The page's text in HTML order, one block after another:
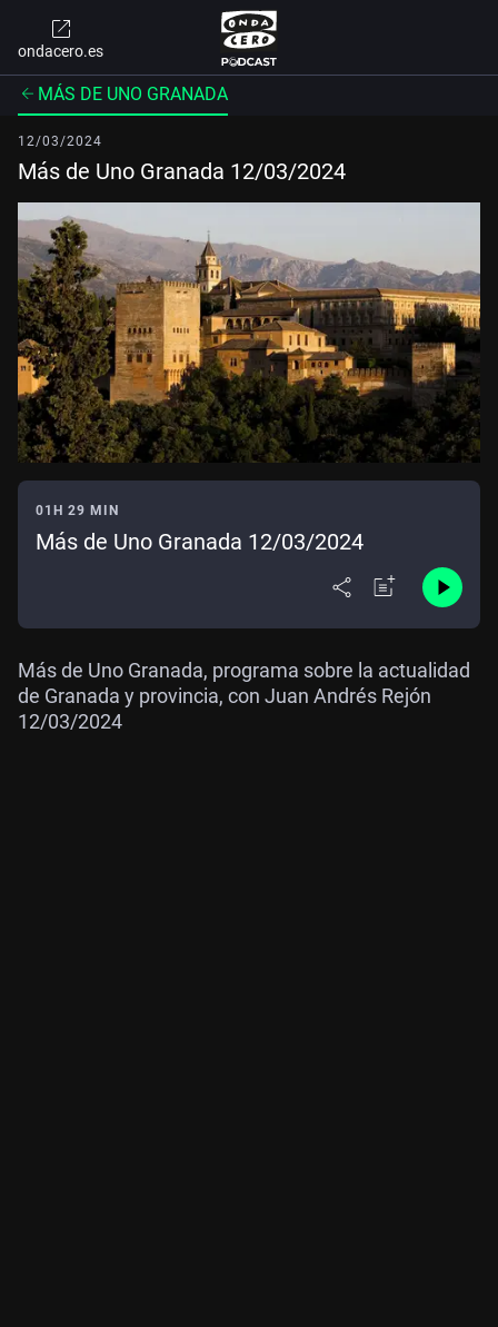
ondacero.es
MÁS DE UNO GRANADA
12/03/2024
Más de Uno Granada 12/03/2024
01H 29 MIN
Más de Uno Granada 12/03/2024
Más de Uno Granada, programa sobre la actualidad
de Granada y provincia, con Juan Andrés Rejón
12/03/2024